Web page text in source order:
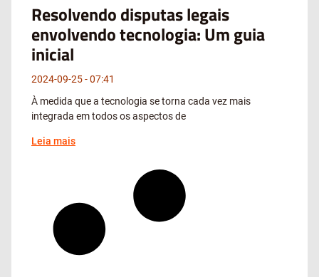
Resolvendo disputas legais
envolvendo tecnologia: Um guia
inicial
2024-09-25
07:41
À medida que a tecnologia se torna cada vez mais
integrada em todos os aspectos de
Leia mais